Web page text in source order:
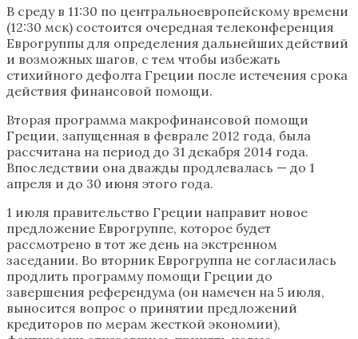
В среду в 11:30 по центральноевропейскому времени
(12:30 мск) состоится очередная телеконференция
Еврогруппы для определения дальнейших действий
и возможных шагов, с тем чтобы избежать
стихийного дефолта Греции после истечения срока
действия финансовой помощи.
Вторая программа макрофинансовой помощи
Греции, запущенная в феврале 2012 года, была
рассчитана на период до 31 декабря 2014 года.
Впоследствии она дважды продлевалась — до 1
апреля и до 30 июня этого года.
1 июля правительство Греции направит новое
предложение Еврогруппе, которое будет
рассмотрено в тот же день на экстренном
заседании. Во вторник Еврогруппа не согласилась
продлить программу помощи Греции до
завершения референдума (он намечен на 5 июля,
выносится вопрос о принятии предложений
кредиторов по мерам жесткой экономии),